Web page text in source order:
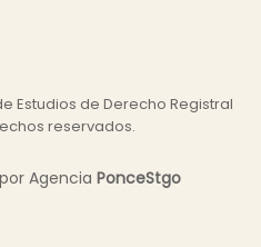
Estudios de Derecho Registral
reservados.
por Agencia PonceStgo